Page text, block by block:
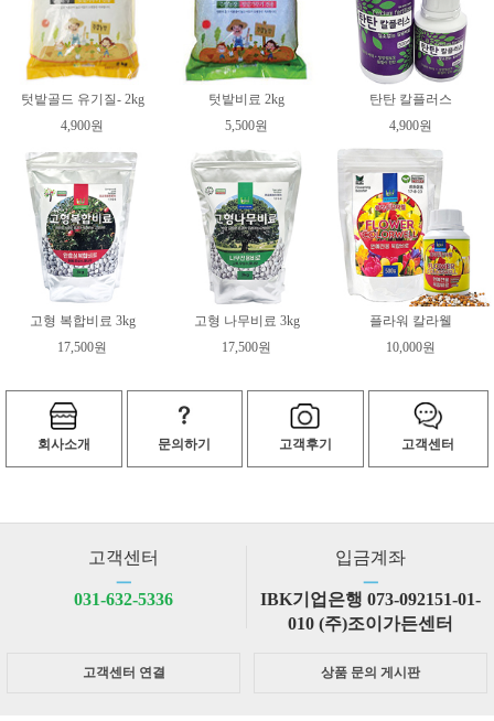
텃밭골드 유기질- 2kg
4,900원
텃밭비료 2kg
5,500원
탄탄 칼플러스
4,900원
고형 복합비료 3kg
17,500원
고형 나무비료 3kg
17,500원
플라워 칼라웰
10,000원
회사소개 문의하기 고객후기 고객센터
고객센터
ㅡ
031-632-5336
입금계좌
ㅡ
IBK기업은행 073-092151-01-
010 (주)조이가든센터
고객센터 연결 상품 문의 게시판